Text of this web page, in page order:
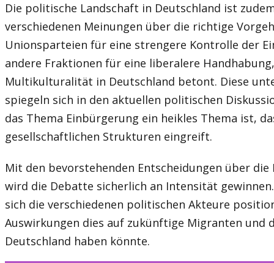
Die politische Landschaft in Deutschland ist
verschiedenen Meinungen über die richtige
Unionsparteien für eine strengere Kontrolle der
andere Fraktionen für eine liberalere
Multikulturalität in Deutschland betont. Diese
spiegeln sich in den aktuellen politischen
das Thema Einbürgerung ein heikles Thema ist,
gesellschaftlichen Strukturen eingreift.
Mit den bevorstehenden Entscheidungen über
wird die Debatte sicherlich an Intensität
sich die verschiedenen politischen Akteure
Auswirkungen dies auf zukünftige Migranten und
Deutschland haben könnte.